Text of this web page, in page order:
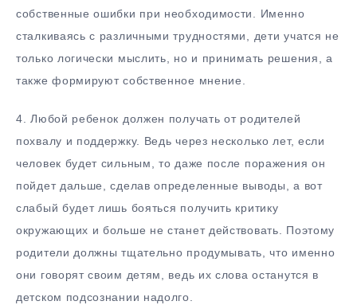
собственные ошибки при необходимости. Именно
сталкиваясь с различными трудностями, дети учатся не
только логически мыслить, но и принимать решения, а
также формируют собственное мнение.
4.​ Любой ребенок должен получать от родителей
похвалу и поддержку. Ведь через несколько лет, если
человек будет сильным, то даже после поражения он
пойдет дальше, сделав определенные выводы, а вот
слабый будет лишь бояться получить критику
окружающих и больше не станет действовать. Поэтому
родители должны тщательно продумывать, что именно
они говорят своим детям, ведь их слова останутся в
детском подсознании надолго.